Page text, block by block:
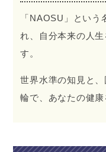
「NAOSU」とい
れ、自分本来の人
す。
世界水準の知見と
輪で、あなたの健康